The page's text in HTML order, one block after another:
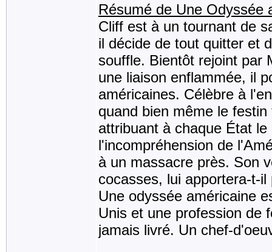
Résumé de Une Odyssée
Cliff est à un tournant de
il décide de tout quitter et
souffle. Bientôt rejoint par
une liaison enflammée, il
américaines. Célèbre à
quand bien même le
attribuant à chaque État
l'incompréhension de
à un massacre près. Son
cocasses, lui apportera-t-
Une odyssée américaine
Unis et une profession de
jamais livré. Un chef-